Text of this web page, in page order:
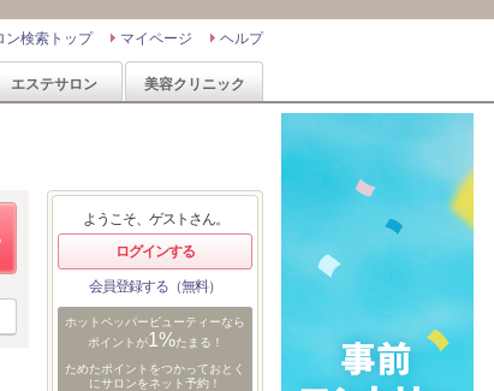
ヘルプ
マイページ
ン検索トップ
エステサロン 美容クリニック
ようこそ、ゲストさん。
ログインする
会員登録する（無料）
ホットペッパービューティーなら
ポイントが1%たまる！
ためたポイントをつかっておとく
にサロンをネット予約！